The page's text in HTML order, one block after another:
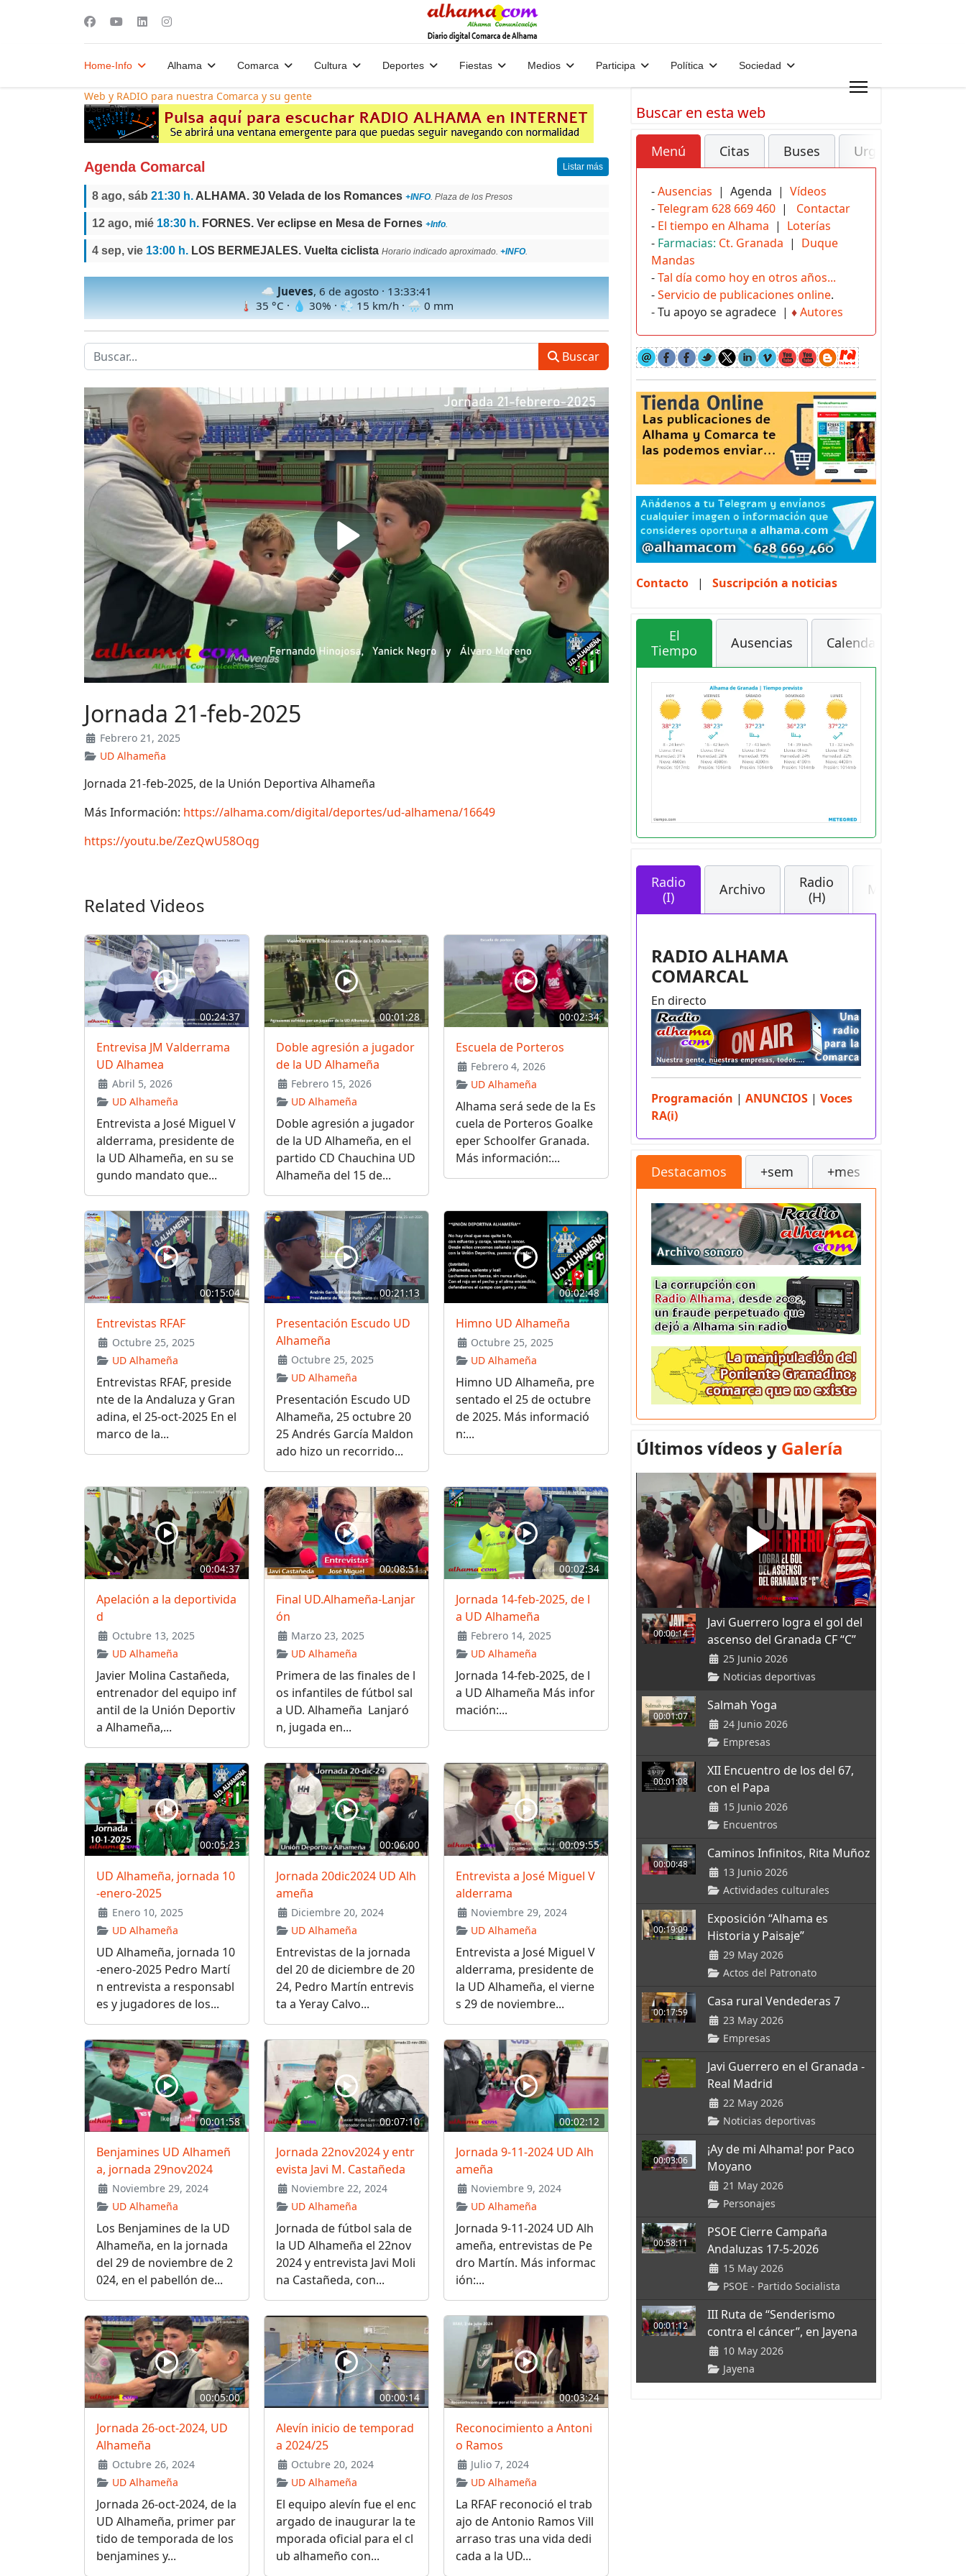
Home-Info Alhama Comarca Cultura Deportes Fiestas Medios Participa Política Sociedad
User-Blog
Web y RADIO para nuestra Comarca y su gente
Agenda Comarcal Listar más
8 ago, sáb 21:30 h. ALHAMA. 30 Velada de los Romances +INFO. Plaza de los Presos
12 ago, mié 18:30 h. FORNES. Ver eclipse en Mesa de Fornes +Info.
4 sep, vie 13:00 h. LOS BERMEJALES. Vuelta ciclista Horario indicado aproximado. +INFO.
☁️ Jueves, 6 de agosto · 13:33:43
🌡 35 °C · 💧 30% · 💨 15 km/h · 🌧 0 mm
Buscar
Jornada 21-feb-2025
Febrero 21, 2025
UD Alhameña
Jornada 21-feb-2025, de la Unión Deportiva Alhameña
Más Información: https://alhama.com/digital/deportes/ud-alhamena/16649
https://youtu.be/ZezQwU58Oqg
Related Videos
00:24:37
Entrevisa JM Valderrama
UD Alhamea
Abril 5, 2026
UD Alhameña
Entrevista a José Miguel V
alderrama, presidente de
la UD Alhameña, en su se
gundo mandato que...
00:01:28
Doble agresión a jugador
de la UD Alhameña
Febrero 15, 2026
UD Alhameña
Doble agresión a jugador
de la UD Alhameña, en el
partido CD Chauchina UD
Alhameña del 15 de...
00:02:34
Escuela de Porteros
Febrero 4, 2026
UD Alhameña
Alhama será sede de la Es
cuela de Porteros Goalke
eper Schoolfer Granada.
Más información:...
00:15:04
Entrevistas RFAF
Octubre 25, 2025
UD Alhameña
Entrevistas RFAF, preside
nte de la Andaluza y Gran
adina, el 25-oct-2025 En el
marco de la...
00:21:13
Presentación Escudo UD
Alhameña
Octubre 25, 2025
UD Alhameña
Presentación Escudo UD
Alhameña, 25 octubre 20
25 Andrés García Maldon
ado hizo un recorrido...
00:02:48
Himno UD Alhameña
Octubre 25, 2025
UD Alhameña
Himno UD Alhameña, pre
sentado el 25 de octubre
de 2025. Más informació
n:...
00:04:37
Apelación a la deportivida
d
Octubre 13, 2025
UD Alhameña
Javier Molina Castañeda,
entrenador del equipo inf
antil de la Unión Deportiv
a Alhameña,...
00:08:51
Final UD.Alhameña-Lanjar
ón
Marzo 23, 2025
UD Alhameña
Primera de las finales de l
os infantiles de fútbol sal
a UD. Alhameña Lanjaró
n, jugada en...
00:02:34
Jornada 14-feb-2025, de l
a UD Alhameña
Febrero 14, 2025
UD Alhameña
Jornada 14-feb-2025, de l
a UD Alhameña Más infor
mación:...
00:05:23
UD Alhameña, jornada 10
-enero-2025
Enero 10, 2025
UD Alhameña
UD Alhameña, jornada 10
-enero-2025 Pedro Martí
n entrevista a responsabl
es y jugadores de los...
00:06:00
Jornada 20dic2024 UD Alh
ameña
Diciembre 20, 2024
UD Alhameña
Entrevistas de la jornada
del 20 de diciembre de 20
24, Pedro Martín entrevis
ta a Yeray Calvo...
00:09:55
Entrevista a José Miguel V
alderrama
Noviembre 29, 2024
UD Alhameña
Entrevista a José Miguel V
alderrama, presidente de
la UD Alhameña, el vierne
s 29 de noviembre...
00:01:58
Benjamines UD Alhameñ
a, jornada 29nov2024
Noviembre 29, 2024
UD Alhameña
Los Benjamines de la UD
Alhameña, en la jornada
del 29 de noviembre de 2
024, en el pabellón de...
00:07:10
Jornada 22nov2024 y entr
evista Javi M. Castañeda
Noviembre 22, 2024
UD Alhameña
Jornada de fútbol sala de
la UD Alhameña el 22nov
2024 y entrevista Javi Moli
na Castañeda, con...
00:02:12
Jornada 9-11-2024 UD Alh
ameña
Noviembre 9, 2024
UD Alhameña
Jornada 9-11-2024 UD Alh
ameña, entrevistas de Pe
dro Martín. Más informac
ión:...
00:05:00
Jornada 26-oct-2024, UD
Alhameña
Octubre 26, 2024
UD Alhameña
Jornada 26-oct-2024, de la
UD Alhameña, primer par
tido de temporada de los
benjamines y...
00:00:14
Alevín inicio de temporad
a 2024/25
Octubre 20, 2024
UD Alhameña
El equipo alevín fue el enc
argado de inaugurar la te
mporada oficial para el cl
ub alhameño con...
00:03:24
Reconocimiento a Antoni
o Ramos
Julio 7, 2024
UD Alhameña
La RFAF reconoció el trab
ajo de Antonio Ramos Vill
arraso tras una vida dedi
cada a la UD...
Buscar en esta web
Menú Citas Buses Urgencias
-Ausencias | Agenda | Vídeos
-Telegram 628 669 460 | Contactar
- El tiempo en Alhama | Loterías
- Farmacias: Ct. Granada | Duque
Mandas
-Tal día como hoy en otros años...
-Servicio de publicaciones online.
- Tu apoyo se agradece | ♦Autores
Contacto | Suscripción a noticias
El
Tiempo
Ausencias Calendarios
Radio
(I)
Archivo
Radio
(H)
Medios
RADIO ALHAMA
COMARCAL
En directo
Programación | ANUNCIOS | Voces
RA(i)
Destacamos +sem +mes
Últimos vídeos y Galería
00:00:14
Javi Guerrero logra el gol del
ascenso del Granada CF “C”
25 Junio 2026
Noticias deportivas
00:01:07
Salmah Yoga
24 Junio 2026
Empresas
00:01:08
XII Encuentro de los del 67,
con el Papa
15 Junio 2026
Encuentros
00:00:48
Caminos Infinitos, Rita Muñoz
13 Junio 2026
Actividades culturales
00:19:09
Exposición “Alhama es
Historia y Paisaje”
29 May 2026
Actos del Patronato
00:17:59
Casa rural Vendederas 7
23 May 2026
Empresas
Javi Guerrero en el Granada -
Real Madrid
22 May 2026
Noticias deportivas
00:03:06
¡Ay de mi Alhama! por Paco
Moyano
21 May 2026
Personajes
00:58:11
PSOE Cierre Campaña
Andaluzas 17-5-2026
15 May 2026
PSOE - Partido Socialista
00:01:12
III Ruta de “Senderismo
contra el cáncer”, en Jayena
10 May 2026
Jayena